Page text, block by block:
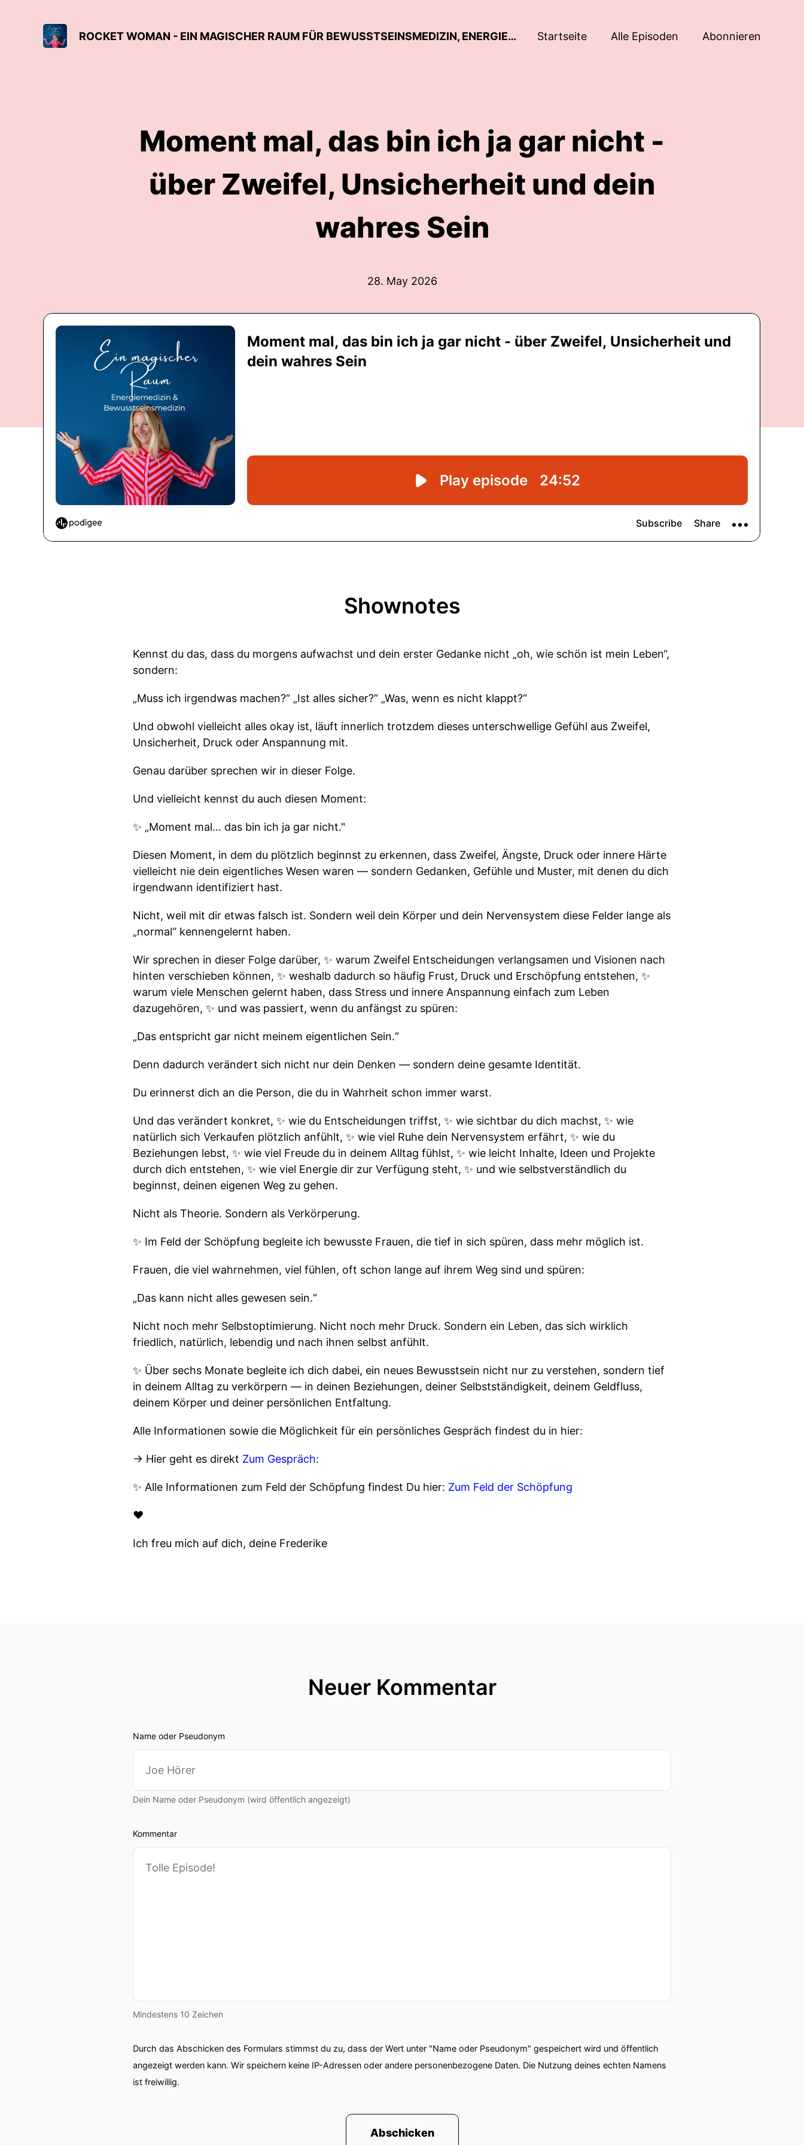
ROCKET WOMAN - EIN MAGISCHER RAUM FÜR BEWUSSTSEINSMEDIZIN, ENERGIE UND EINE NEUE REALITÄT VON GESUNDHEIT Startseite Alle Episoden Abonnieren
Moment mal, das bin ich ja gar nicht -
über Zweifel, Unsicherheit und dein
wahres Sein
28. May 2026
Shownotes
Kennst du das, dass du morgens aufwachst und dein erster Gedanke nicht „oh, wie schön ist mein Leben“,
sondern:
„Muss ich irgendwas machen?“ „Ist alles sicher?“ „Was, wenn es nicht klappt?“
Und obwohl vielleicht alles okay ist, läuft innerlich trotzdem dieses unterschwellige Gefühl aus Zweifel,
Unsicherheit, Druck oder Anspannung mit.
Genau darüber sprechen wir in dieser Folge.
Und vielleicht kennst du auch diesen Moment:
✨ „Moment mal… das bin ich ja gar nicht."
Diesen Moment, in dem du plötzlich beginnst zu erkennen, dass Zweifel, Ängste, Druck oder innere Härte
vielleicht nie dein eigentliches Wesen waren — sondern Gedanken, Gefühle und Muster, mit denen du dich
irgendwann identifiziert hast.
Nicht, weil mit dir etwas falsch ist. Sondern weil dein Körper und dein Nervensystem diese Felder lange als
„normal“ kennengelernt haben.
Wir sprechen in dieser Folge darüber, ✨ warum Zweifel Entscheidungen verlangsamen und Visionen nach
hinten verschieben können, ✨ weshalb dadurch so häufig Frust, Druck und Erschöpfung entstehen, ✨
warum viele Menschen gelernt haben, dass Stress und innere Anspannung einfach zum Leben
dazugehören, ✨ und was passiert, wenn du anfängst zu spüren:
„Das entspricht gar nicht meinem eigentlichen Sein.“
Denn dadurch verändert sich nicht nur dein Denken — sondern deine gesamte Identität.
Du erinnerst dich an die Person, die du in Wahrheit schon immer warst.
Und das verändert konkret, ✨ wie du Entscheidungen triffst, ✨ wie sichtbar du dich machst, ✨ wie
natürlich sich Verkaufen plötzlich anfühlt, ✨ wie viel Ruhe dein Nervensystem erfährt, ✨ wie du
Beziehungen lebst, ✨ wie viel Freude du in deinem Alltag fühlst, ✨ wie leicht Inhalte, Ideen und Projekte
durch dich entstehen, ✨ wie viel Energie dir zur Verfügung steht, ✨ und wie selbstverständlich du
beginnst, deinen eigenen Weg zu gehen.
Nicht als Theorie. Sondern als Verkörperung.
✨ Im Feld der Schöpfung begleite ich bewusste Frauen, die tief in sich spüren, dass mehr möglich ist.
Frauen, die viel wahrnehmen, viel fühlen, oft schon lange auf ihrem Weg sind und spüren:
„Das kann nicht alles gewesen sein.“
Nicht noch mehr Selbstoptimierung. Nicht noch mehr Druck. Sondern ein Leben, das sich wirklich
friedlich, natürlich, lebendig und nach ihnen selbst anfühlt.
✨ Über sechs Monate begleite ich dich dabei, ein neues Bewusstsein nicht nur zu verstehen, sondern tief
in deinem Alltag zu verkörpern — in deinen Beziehungen, deiner Selbstständigkeit, deinem Geldfluss,
deinem Körper und deiner persönlichen Entfaltung.
Alle Informationen sowie die Möglichkeit für ein persönliches Gespräch findest du in hier:
→ Hier geht es direkt Zum Gespräch:
✨ Alle Informationen zum Feld der Schöpfung findest Du hier: Zum Feld der Schöpfung
❤️
Ich freu mich auf dich, deine Frederike
Neuer Kommentar
Name oder Pseudonym
Dein Name oder Pseudonym (wird öffentlich angezeigt)
Kommentar
Mindestens 10 Zeichen
Durch das Abschicken des Formulars stimmst du zu, dass der Wert unter "Name oder Pseudonym" gespeichert wird und öffentlich
angezeigt werden kann. Wir speichern keine IP-Adressen oder andere personenbezogene Daten. Die Nutzung deines echten Namens
ist freiwillig.
Abschicken